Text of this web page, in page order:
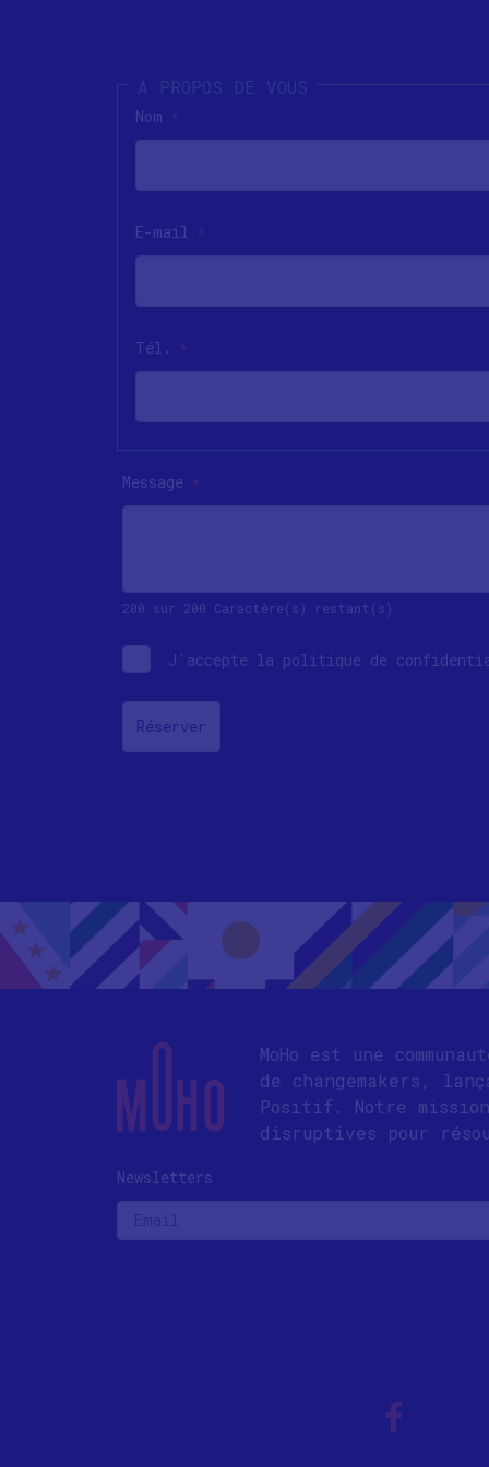
Nom *
E-mail *
Tél. *
Message *
200 sur 200 Caractère(s) restant(s)
J'accepte la politique de
MoHo est une
de changemakers,
Positif. Notre
disruptives pour
Newsletters